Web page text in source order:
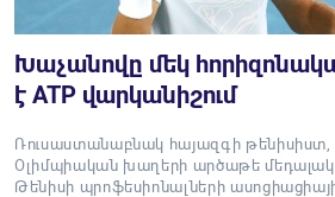
Խաչանովը մեկ
է ATP վարկանիշում
Ռուսաստանաբնակ հայազգի թենիսիստ,
Օլիմպիական խաղերի արծաթե
Թենիսի պրոֆեսիոնալների